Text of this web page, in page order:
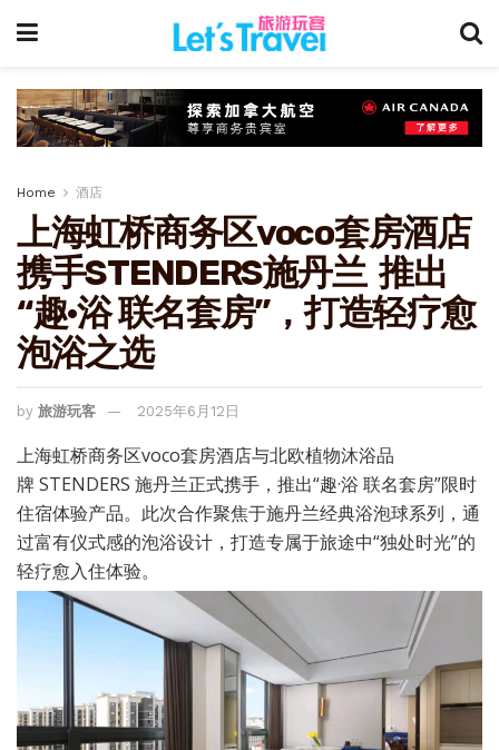
Home 酒店
上海虹桥商务区voco套房酒店
携手STENDERS施丹兰 推出
“趣·浴 联名套房”，打造轻疗愈
泡浴之选
by 旅游玩客 2025年6月12日
上海虹桥商务区voco套房酒店与北欧植物沐浴品
牌 STENDERS 施丹兰正式携手，推出“趣·浴 联名套房”限时
住宿体验产品。此次合作聚焦于施丹兰经典浴泡球系列，通
过富有仪式感的泡浴设计，打造专属于旅途中“独处时光”的
轻疗愈入住体验。